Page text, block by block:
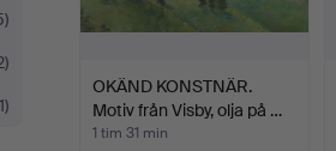
OKÄND KONSTNÄR.
Motiv från Visby, olja på …
1 tim 31 min